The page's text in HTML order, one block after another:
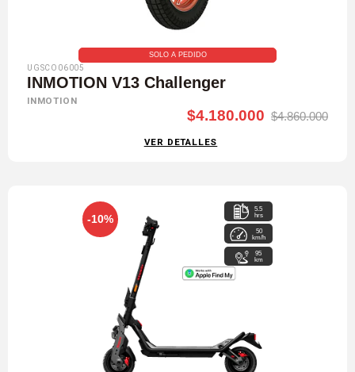
SOLO A PEDIDO
UGSCO06005
INMOTION V13 Challenger
INMOTION
$4.180.000 $4.860.000
VER DETALLES
-10%
5.5
hrs
50
km/h
95
km